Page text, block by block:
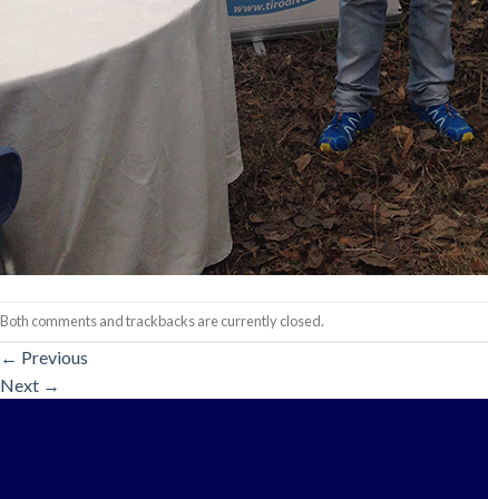
Both comments and trackbacks are currently closed.
← Previous
Next →